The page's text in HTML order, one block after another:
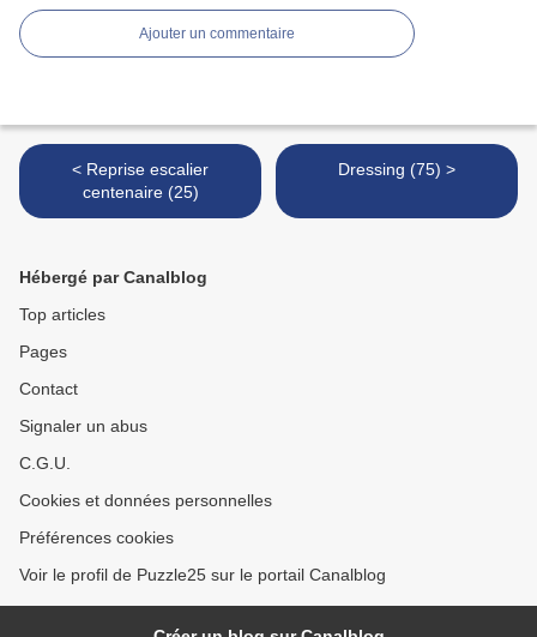
Ajouter un commentaire
< Reprise escalier
centenaire (25)
Dressing (75) >
Hébergé par Canalblog
Top articles
Pages
Contact
Signaler un abus
C.G.U.
Cookies et données personnelles
Préférences cookies
Voir le profil de Puzzle25 sur le portail Canalblog